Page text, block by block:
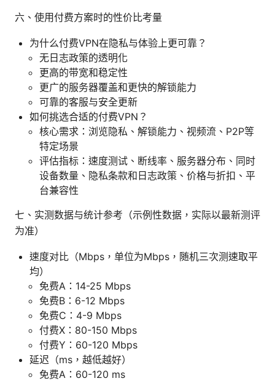
六、使用付费方案时的性价比考量
为什么付费VPN在隐私与体验上更可靠？
无日志政策的透明化
更高的带宽和稳定性
更广的服务器覆盖和更快的解锁能力
可靠的客服与安全更新
如何挑选合适的付费VPN？
核心需求：浏览隐私、解锁能力、视频流、P2P等
特定场景
评估指标：速度测试、断线率、服务器分布、同时
设备数量、隐私条款和日志政策、价格与折扣、平
台兼容性
七、实测数据与统计参考（示例性数据，实际以最新测评
为准）
速度对比（Mbps，单位为Mbps，随机三次测速取平
均）
免费A：14-25 Mbps
免费B：6-12 Mbps
免费C：4-9 Mbps
付费X：80-150 Mbps
付费Y：60-120 Mbps
延迟（ms，越低越好）
免费A：60-120 ms